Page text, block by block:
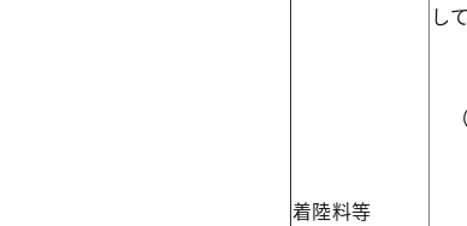
着陸料等
し
(
(